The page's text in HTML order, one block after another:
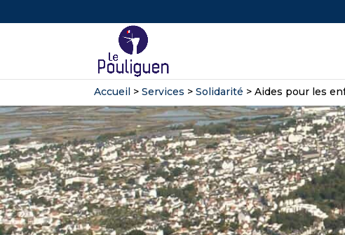
Accueil >Services >Solidarité >Aides pour les